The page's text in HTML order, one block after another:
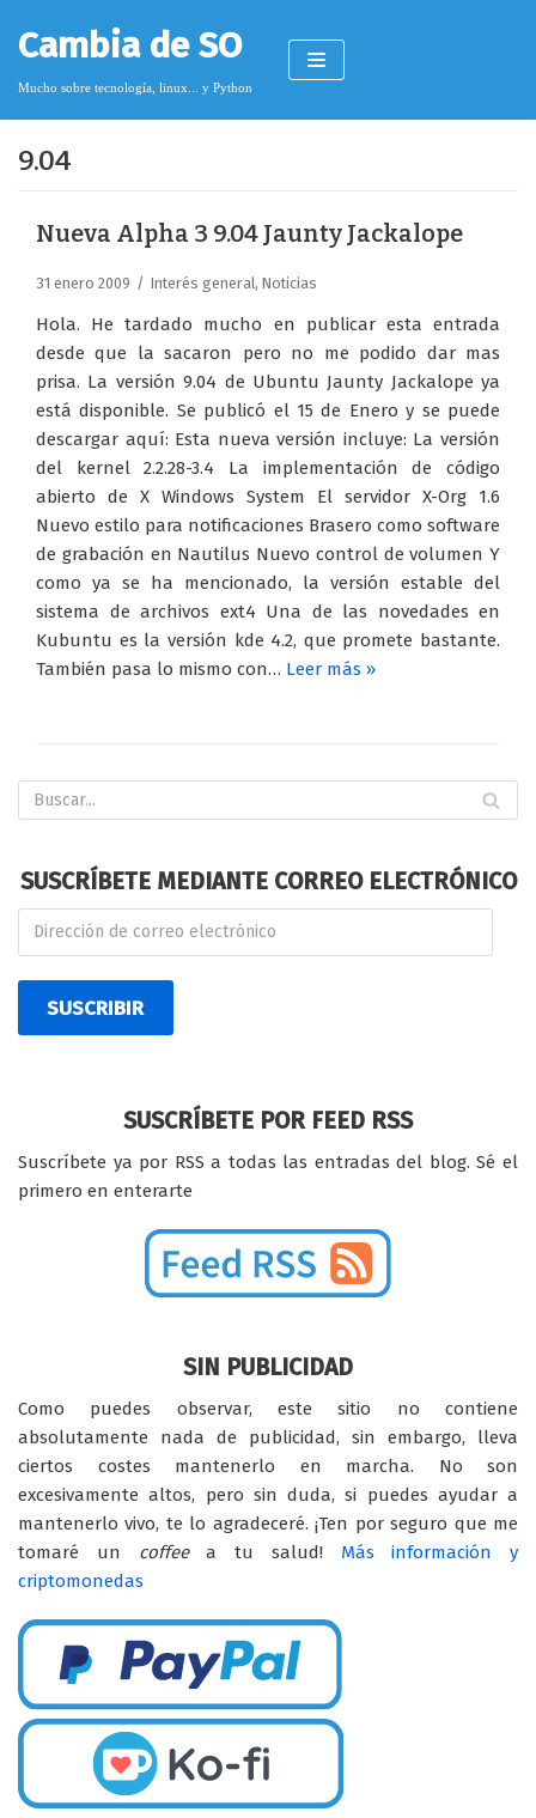
Saltar
al
contenido
Cambia de SO
Mucho sobre tecnología, linux... y Python
Licencia de contenido
Cookies
Política de protección de datos
9.04
Nueva Alpha 3 9.04 Jaunty Jackalope
31 enero 2009 Interés general, Noticias
Hola. He tardado mucho en publicar esta entrada
desde que la sacaron pero no me podido dar mas
prisa. La versión 9.04 de Ubuntu Jaunty Jackalope ya
está disponible. Se publicó el 15 de Enero y se puede
descargar aquí: Esta nueva versión incluye: La versión
del kernel 2.2.28-3.4 La implementación de código
abierto de X Windows System El servidor X-Org 1.6
Nuevo estilo para notificaciones Brasero como software
de grabación en Nautilus Nuevo control de volumen Y
como ya se ha mencionado, la versión estable del
sistema de archivos ext4 Una de las novedades en
Kubuntu es la versión kde 4.2, que promete bastante.
También pasa lo mismo con… Leer más »
SUSCRÍBETE MEDIANTE CORREO ELECTRÓNICO
SUSCRIBIR
SUSCRÍBETE POR FEED RSS
Suscríbete ya por RSS a todas las entradas del blog. Sé el
primero en enterarte
SIN PUBLICIDAD
Como puedes observar, este sitio no contiene
absolutamente nada de publicidad, sin embargo, lleva
ciertos costes mantenerlo en marcha. No son
excesivamente altos, pero sin duda, si puedes ayudar a
mantenerlo vivo, te lo agradeceré. ¡Ten por seguro que me
tomaré un coffeea tu salud! Más información y
criptomonedas